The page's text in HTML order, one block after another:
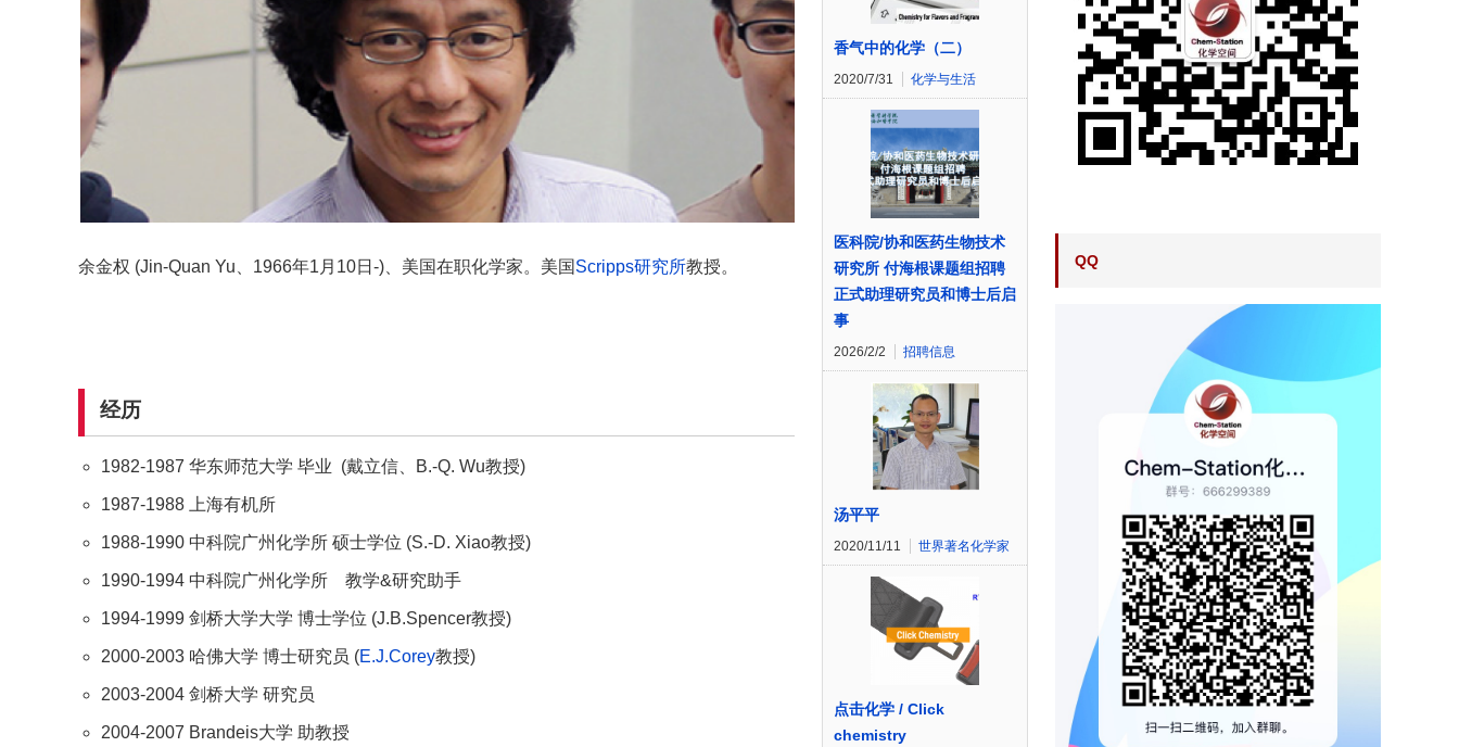
余金权 (Jin-Quan Yu、1966年1月10日-)、美国在职化学家。美国 Scripps研究所教授。
经历
1982-1987 华东师范大学 毕业 (戴立信、B.-Q. Wu教授)
1987-1988 上海有机所
1988-1990 中科院广州化学所 硕士学位 (S.-D. Xiao教授)
1990-1994 中科院广州化学所 教学&研究助手
1994-1999 剑桥大学大学 博士学位 (J.B.Spencer教授)
2000-2003 哈佛大学 博士研究员 (E.J.Corey教授)
2003-2004 剑桥大学 研究员
2004-2007 Brandeis大学 助教授
香气中的化学（二）
2020/7/31 化学与生活
医科院/协和医药生物技术
研究所 付海根课题组招聘
正式助理研究员和博士后启
事
2026/2/2 招聘信息
汤平平
2020/11/11 世界著名化学家
点击化学 / Click
chemistry
QQ